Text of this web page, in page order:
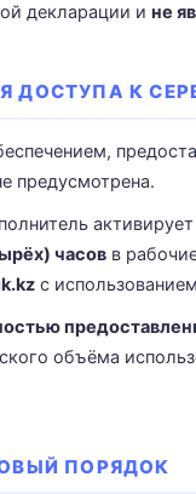
декларации и не
ДОСТУПА К
предусмотрена.
часов в
с
объёма
ПОРЯДОК